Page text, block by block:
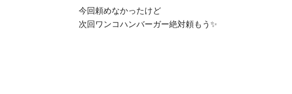
今回頼めなかったけど
次回ワンコハンバーガー絶対頼もう✨